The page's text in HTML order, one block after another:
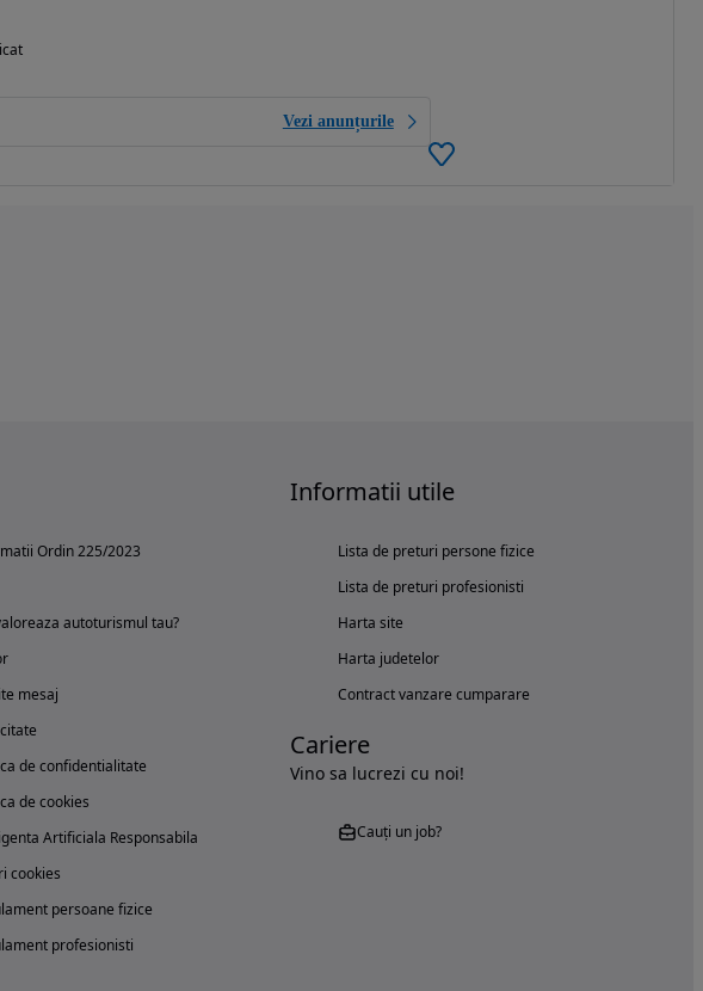
Vezi anunțurile
Ordin 225/2023
autoturismul tau?
mesaj
de confidentialitate
de cookies
Artificiala Responsabila
cookies
persoane fizice
profesionisti
Informatii utile
Lista de preturi persone fizice
Lista de preturi profesionisti
Harta site
Harta judetelor
Contract vanzare cumparare
Cariere
Vino sa lucrezi cu noi!
Cauți un job?